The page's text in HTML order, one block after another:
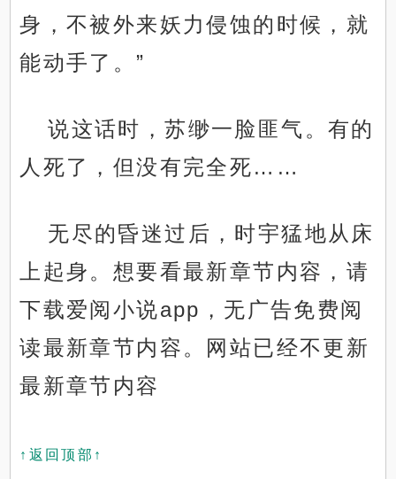
身，不被外来妖力侵蚀的时候，就
能动手了。”
说这话时，苏缈一脸匪气。有的
人死了，但没有完全死……
无尽的昏迷过后，时宇猛地从床
上起身。想要看最新章节内容，请
下载爱阅小说app，无广告免费阅
读最新章节内容。网站已经不更新
最新章节内容
↑返回顶部↑